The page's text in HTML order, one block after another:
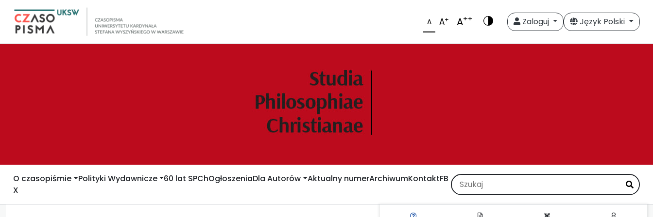
A A+ A++ Zaloguj Język Polski
O czasopiśmie Polityki Wydawnicze 60 lat SPChOgłoszeniaDla Autorów Aktualny numerArchiwumKontaktFB
X